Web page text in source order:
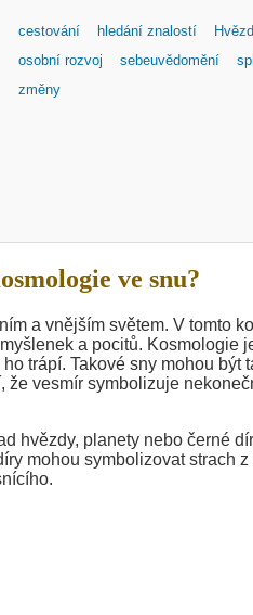
cestování hledání znalostí
osobní rozvoj
sebeuvědomění
změny
ve snu?
a vnějším světem. V tomto
a pocitů. Kosmologie
trápí. Takové sny mohou být
že vesmír symbolizuje
hvězdy, planety nebo černé
mohou symbolizovat strach